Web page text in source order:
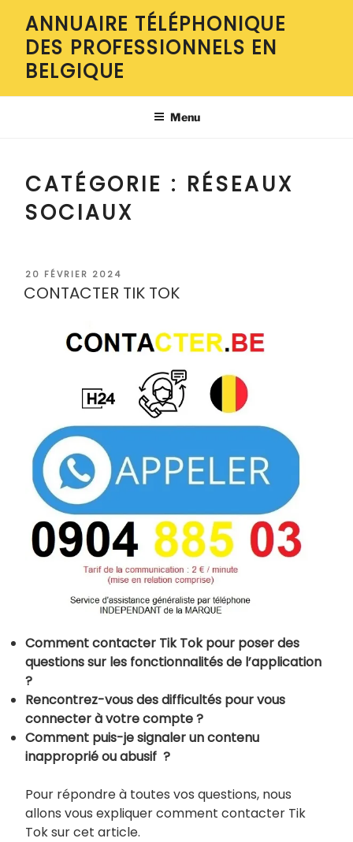
contenu
principal
ANNUAIRE TÉLÉPHONIQUE
DES PROFESSIONNELS EN
BELGIQUE
Menu
CATÉGORIE : RÉSEAUX
SOCIAUX
PUBLIÉ
LE
20 FÉVRIER 2024
CONTACTER TIK TOK
Comment contacter Tik Tok pour poser des
questions sur les fonctionnalités de l’application
?
Rencontrez-vous des difficultés pour vous
connecter à votre compte ?
Comment puis-je signaler un contenu
inapproprié ou abusif ?
Pour répondre à toutes vos questions, nous
allons vous expliquer comment contacter Tik
Tok sur cet article.